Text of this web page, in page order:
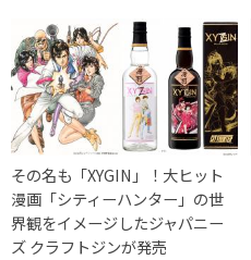
その名も「XYGIN」！大ヒット
漫画「シティーハンター」の世
界観をイメージしたジャパニー
ズ クラフトジンが発売